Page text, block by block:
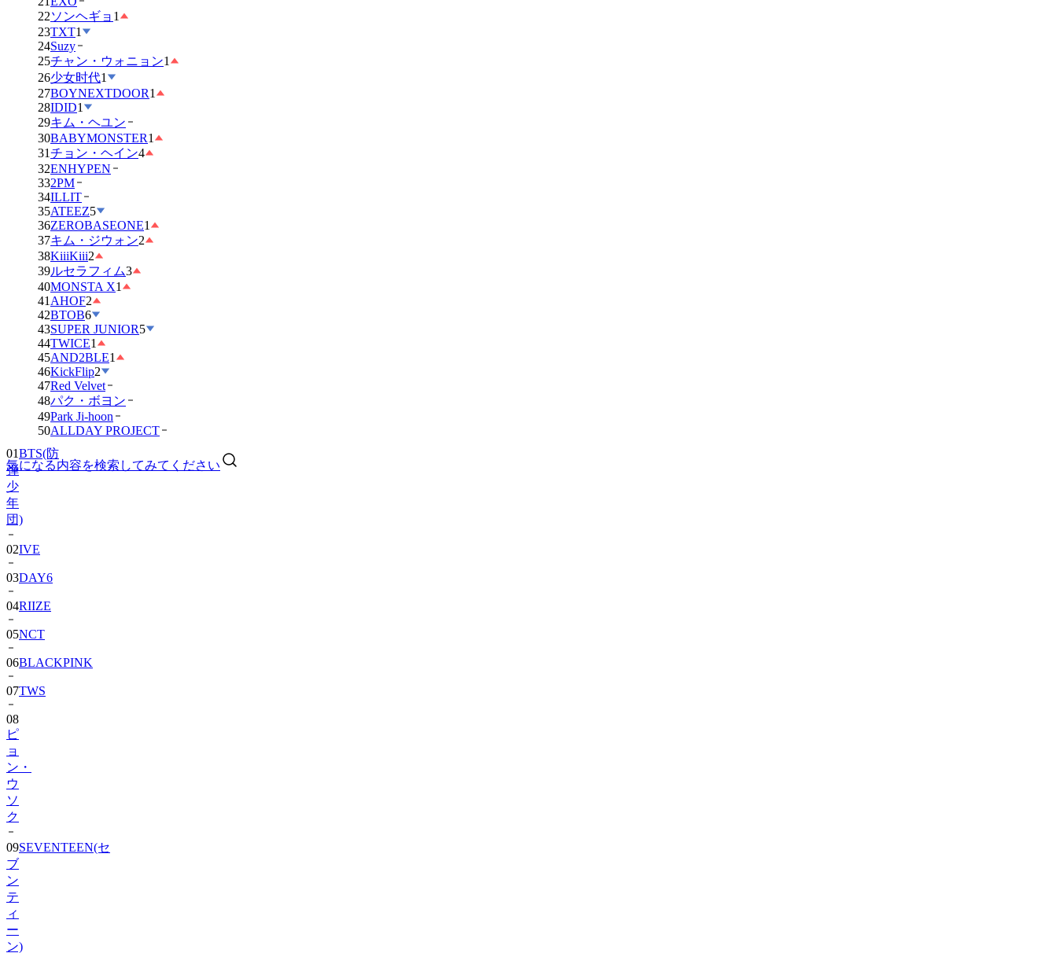
22ソンヘギョ 1
23TXT1
24Suzy
25チャン・ウォニョン1
26少女时代1
27BOYNEXTDOOR1
28IDID1
29キム・ヘユン
30BABYMONSTER1
31チョン・ヘイン4
32ENHYPEN
332PM
34ILLIT
35ATEEZ5
36ZEROBASEONE1
37キム・ジウォン2
38KiiiKiii2
39ルセラフィム3
40MONSTA X1
41 AHOF2
42BTOB6
43SUPER JUNIOR5
44TWICE1
45AND2BLE1
46KickFlip2
47Red Velvet
48パク・ボヨン
49Park Ji-hoon
50ALLDAY PROJECT
気になる内容を検索してみてください
BTS(防
少
年
団)
02 IVE
03DAY6
04RIIZE
05NCT
06BLACKPINK
07TWS
08
ピ
ョ
ン・
ウ
ソ
ク
09
ブ
ン
テ
ィ
ー
ン)
10aespa